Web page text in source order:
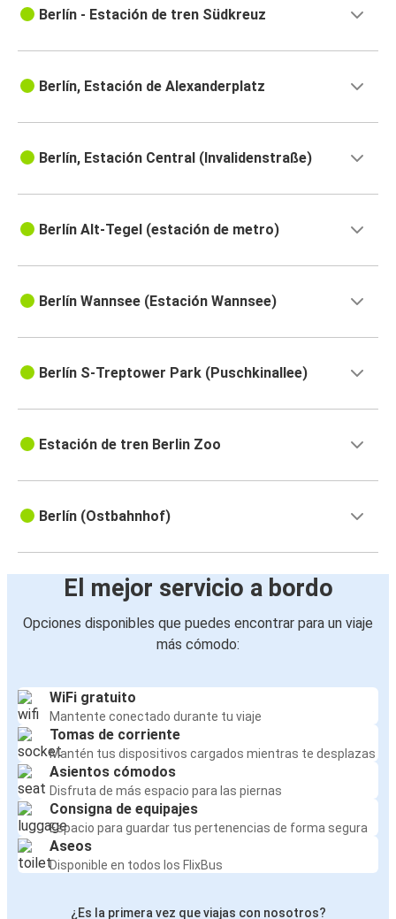
Berlín - Estación de tren Südkreuz
Berlín, Estación de Alexanderplatz
Berlín, Estación Central (Invalidenstraße)
Berlín Alt-Tegel (estación de metro)
Berlín Wannsee (Estación Wannsee)
Berlín S-Treptower Park (Puschkinallee)
Estación de tren Berlin Zoo
Berlín (Ostbahnhof)
El mejor servicio a bordo
Opciones disponibles que puedes encontrar para un viaje
más cómodo:
WiFi gratuito
Mantente conectado durante tu viaje
Tomas de corriente
Mantén tus dispositivos cargados mientras te desplazas
Asientos cómodos
Disfruta de más espacio para las piernas
Consigna de equipajes
Espacio para guardar tus pertenencias de forma segura
Aseos
Disponible en todos los FlixBus
¿Es la primera vez que viajas con nosotros?